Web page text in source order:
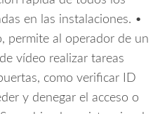
en las instalaciones. •
permite al operador de un
vídeo realizar tareas
como verificar ID
y denegar el acceso o